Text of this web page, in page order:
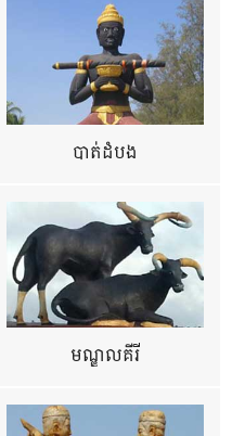
បាត់ដំបង
មណ្ឌលគីរី